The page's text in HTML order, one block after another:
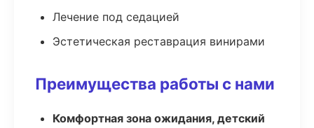
Лечение под седацией
Эстетическая реставрация винирами
Преимущества работы с нами
Комфортная зона ожидания, детский